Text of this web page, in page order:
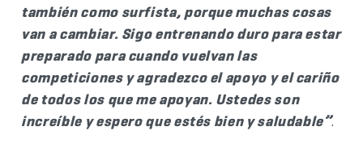
también como surfista, porque muchas cosas
van a cambiar. Sigo entrenando duro para estar
preparado para cuando vuelvan las
competiciones y agradezco el apoyo y el cariño
de todos los que me apoyan. Ustedes son
increíble y espero que estés bien y saludable”.